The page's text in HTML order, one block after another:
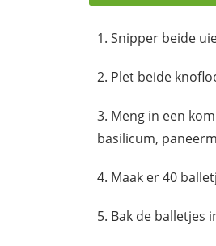
Snipper beide
Plet beide
Meng in een
basilicum,
Maak er 40
Bak de balletjes